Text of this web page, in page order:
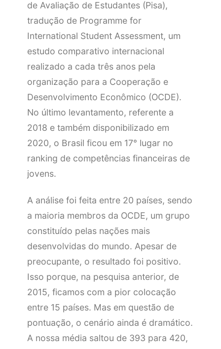
de Avaliação de Estudantes (Pisa),
tradução de Programme for
International Student Assessment, um
estudo comparativo internacional
realizado a cada três anos pela
organização para a Cooperação e
Desenvolvimento Econômico (OCDE).
No último levantamento, referente a
2018 e também disponibilizado em
2020, o Brasil ficou em 17° lugar no
ranking de competências financeiras de
jovens.
A análise foi feita entre 20 países, sendo
a maioria membros da OCDE, um grupo
constituído pelas nações mais
desenvolvidas do mundo. Apesar de
preocupante, o resultado foi positivo.
Isso porque, na pesquisa anterior, de
2015, ficamos com a pior colocação
entre 15 países. Mas em questão de
pontuação, o cenário ainda é dramático.
A nossa média saltou de 393 para 420,